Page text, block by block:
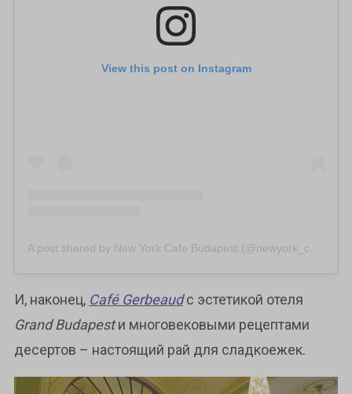
View this post on Instagram
A post shared by New York Cafe Budapest (@newyork_cafe_budapest)
И, наконец, Café Gerbeaudс эстетикой отеля
Grand Budapestи многовековыми рецептами
десертов – настоящий рай для сладкоежек.